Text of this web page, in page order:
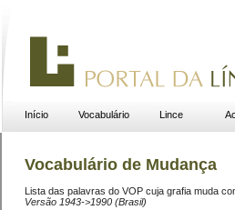
Início Vocabulário Lince
Vocabulário de Mudança
Lista das palavras do VOP cuja grafia muda
Versão 1943->1990 (Brasil)